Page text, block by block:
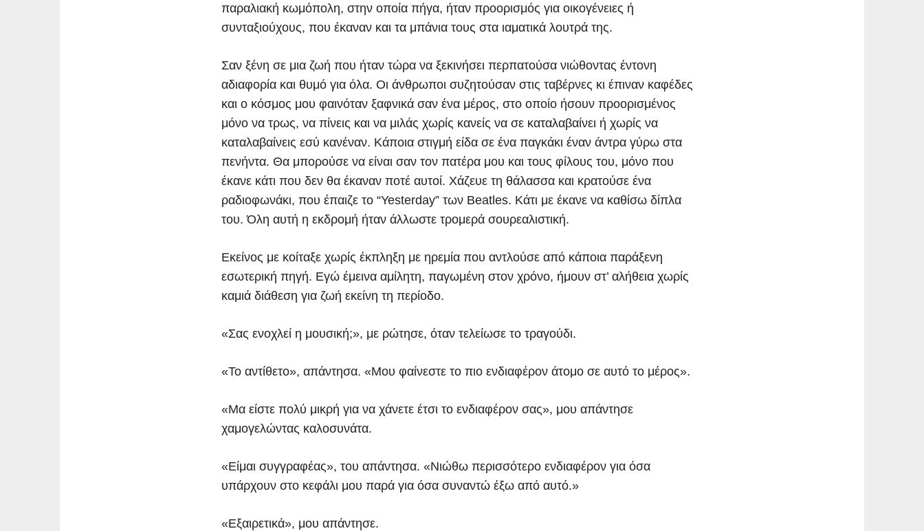
παραλιακή κωμόπολη, στην οποία πήγα, ήταν προορισμός για οικογένειες ή
συνταξιούχους, που έκαναν και τα μπάνια τους στα ιαματικά λουτρά της.
Σαν ξένη σε μια ζωή που ήταν τώρα να ξεκινήσει περπατούσα νιώθοντας έντονη
αδιαφορία και θυμό για όλα. Οι άνθρωποι συζητούσαν στις ταβέρνες κι έπιναν καφέδες
και ο κόσμος μου φαινόταν ξαφνικά σαν ένα μέρος, στο οποίο ήσουν προορισμένος
μόνο να τρως, να πίνεις και να μιλάς χωρίς κανείς να σε καταλαβαίνει ή χωρίς να
καταλαβαίνεις εσύ κανέναν. Κάποια στιγμή είδα σε ένα παγκάκι έναν άντρα γύρω στα
πενήντα. Θα μπορούσε να είναι σαν τον πατέρα μου και τους φίλους του, μόνο που
έκανε κάτι που δεν θα έκαναν ποτέ αυτοί. Χάζευε τη θάλασσα και κρατούσε ένα
ραδιοφωνάκι, που έπαιζε το “Yesterday” των Beatles. Κάτι με έκανε να καθίσω δίπλα
του. Όλη αυτή η εκδρομή ήταν άλλωστε τρομερά σουρεαλιστική.
Εκείνος με κοίταξε χωρίς έκπληξη με ηρεμία που αντλούσε από κάποια παράξενη
εσωτερική πηγή. Εγώ έμεινα αμίλητη, παγωμένη στον χρόνο, ήμουν στ’ αλήθεια χωρίς
καμιά διάθεση για ζωή εκείνη τη περίοδο.
«Σας ενοχλεί η μουσική;», με ρώτησε, όταν τελείωσε το τραγούδι.
«Το αντίθετο», απάντησα. «Μου φαίνεστε το πιο ενδιαφέρον άτομο σε αυτό το μέρος».
«Μα είστε πολύ μικρή για να χάνετε έτσι το ενδιαφέρον σας», μου απάντησε
χαμογελώντας καλοσυνάτα.
«Είμαι συγγραφέας», του απάντησα. «Νιώθω περισσότερο ενδιαφέρον για όσα
υπάρχουν στο κεφάλι μου παρά για όσα συναντώ έξω από αυτό.»
«Εξαιρετικά», μου απάντησε.